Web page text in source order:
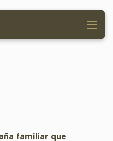
familiar que